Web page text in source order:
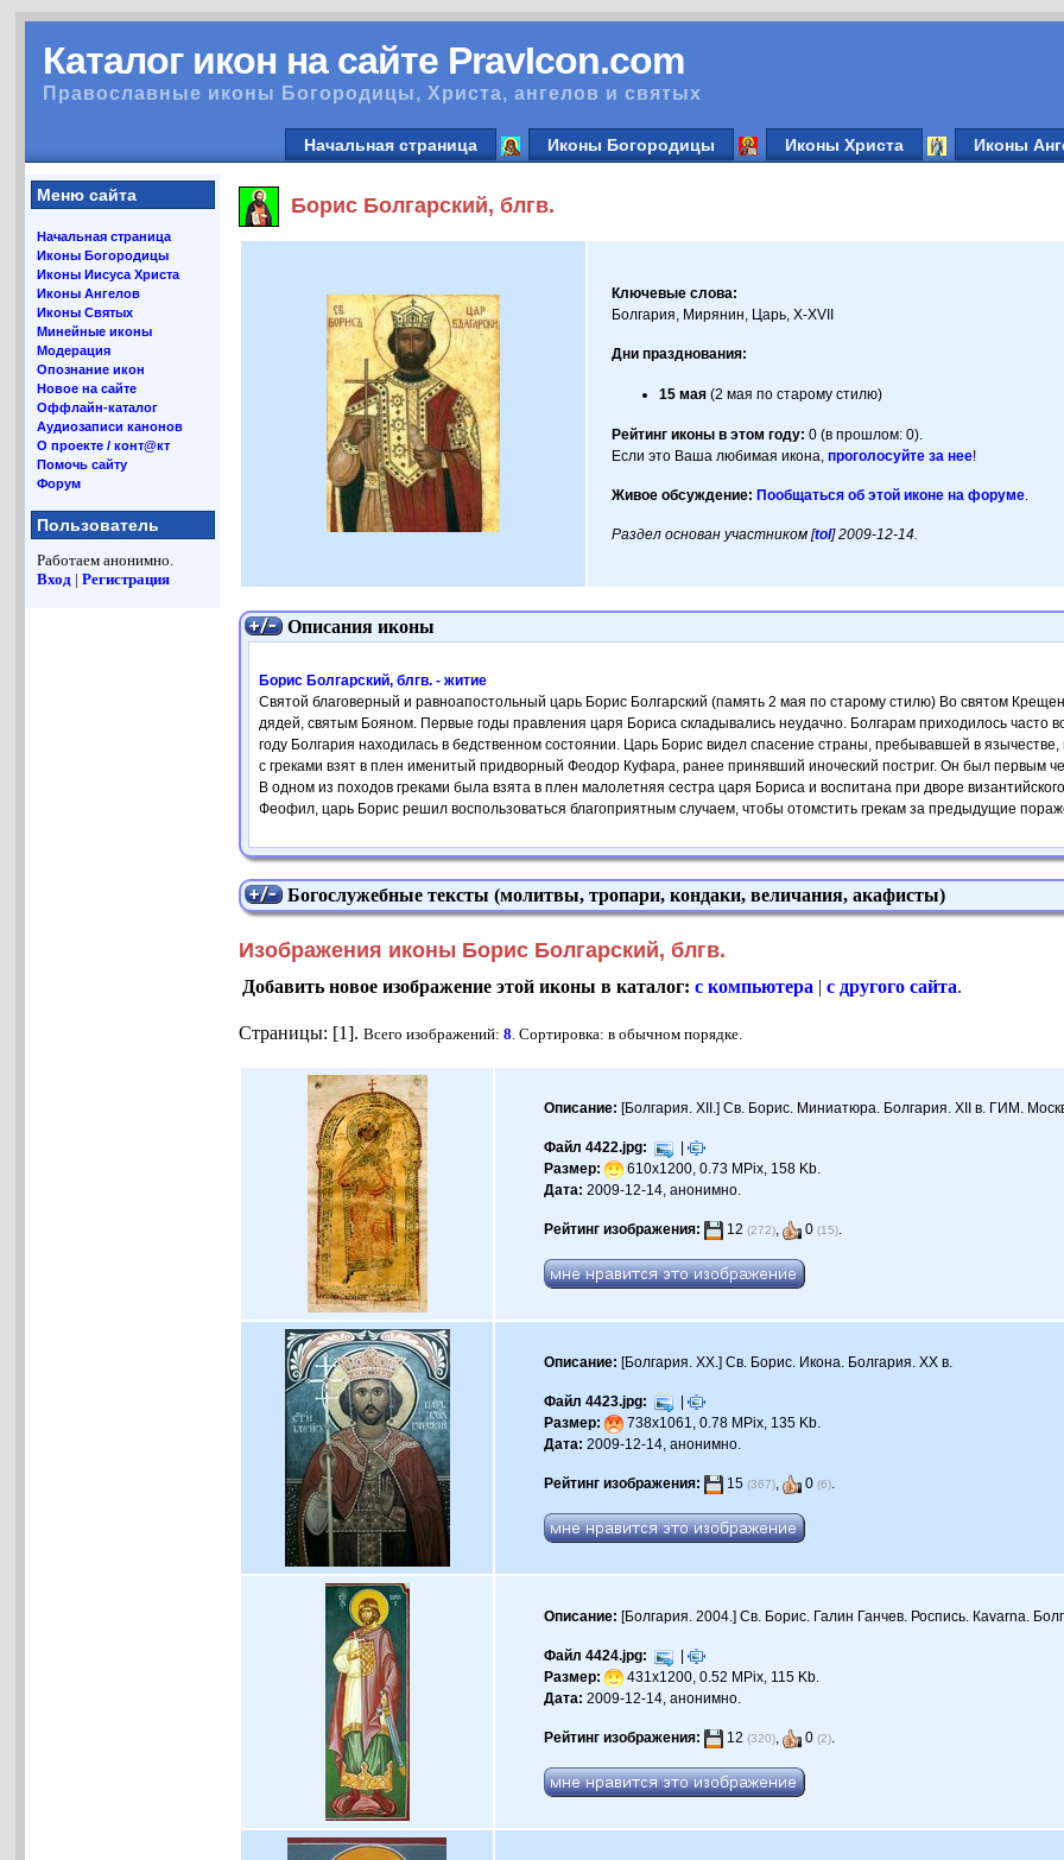
Каталог икон на сайте PravIcon.com
Православные иконы Богородицы, Христа, ангелов и святых
Начальная страница Иконы Богородицы Иконы Христа Иконы
Меню сайта
Начальная страница
Иконы Богородицы
Иконы Иисуса Христа
Иконы Ангелов
Иконы Святых
Минейные иконы
Модерация
Опознание икон
Новое на сайте
Оффлайн-каталог
Аудиозаписи канонов
О проекте / конт@кт
Помочь сайту
Форум
Пользователь
Работаем анонимно.
Вход |Регистрация
Борис Болгарский, блгв.
Ключевые слова:
Болгария, Мирянин, Царь, X-XVII
Дни празднования:
15 мая (2 мая по старому стилю)
Рейтинг иконы в этом году: 0 (в прошлом: 0).
Если это Ваша любимая икона,проголосуйте за нее!
Живое обсуждение: Пообщаться об этой иконе на форуме.
Раздел основан участником [tol] 2009-12-14.
Описания иконы
Борис Болгарский, блгв. - житие
Святой благоверный и равноапостольный царь Борис Болгарский (память 2 мая по старому стилю) Во святом
дядей, святым Бояном. Первые годы правления царя Бориса складывались неудачно. Болгарам приходилось часто
году Болгария находилась в бедственном состоянии. Царь Борис видел спасение страны, пребывавшей в
с греками взят в плен именитый придворный Феодор Куфара, ранее принявший иноческий постриг. Он был первым
В одном из походов греками была взята в плен малолетняя сестра царя Бориса и воспитана при дворе
Феофил, царь Борис решил воспользоваться благоприятным случаем, чтобы отомстить грекам за предыдущие
Богослужебные тексты (молитвы, тропари, кондаки, величания, акафисты)
Изображения иконы Борис Болгарский, блгв.
Добавить новое изображение этой иконы в каталог:с компьютера |с другого сайта.
Страницы: [1].Всего изображений:8. Сортировка: в обычном порядке.
Описание: [Болгария. XII.] Св. Борис. Миниатюра. Болгария. XII в. ГИМ.
Файл 4422.jpg:
|
Размер:
610x1200, 0.73 MPix, 158 Kb.
Дата: 2009-12-14, анонимно.
Рейтинг изображения: 12(272), 0(15).
Описание: [Болгария. XX.] Св. Борис. Икона. Болгария. XX в.
Файл 4423.jpg:
|
Размер:
738x1061, 0.78 MPix, 135 Kb.
Дата: 2009-12-14, анонимно.
Рейтинг изображения: 15(367), 0(6).
Описание: [Болгария. 2004.] Св. Борис. Галин Ганчев. Роспись. Кavarna.
Файл 4424.jpg:
|
Размер:
431x1200, 0.52 MPix, 115 Kb.
Дата: 2009-12-14, анонимно.
Рейтинг изображения: 12(320), 0(2).